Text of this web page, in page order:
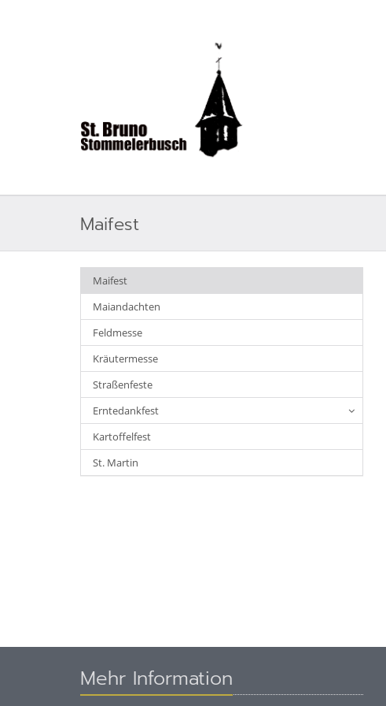
Maifest
Maifest
Maiandachten
Feldmesse
Kräutermesse
Straßenfeste
Erntedankfest
Kartoffelfest
St. Martin
Mehr Information